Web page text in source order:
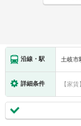
沿線・駅 土岐市
詳細条件 【家